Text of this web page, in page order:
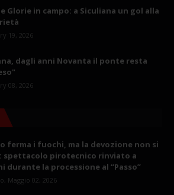
Glorie in campo: a Siculiana un gol alla
19, 2026
dagli anni Novanta il ponte resta
08, 2026
ferma i fuochi, ma la devozione non si
spettacolo pirotecnico rinviato a
durante la processione al “Passo”
Maggio 02, 2026